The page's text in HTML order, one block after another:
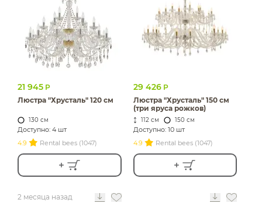
21 945 Р
Люстра "Хрусталь" 120 см
130 см
Доступно: 4 шт
4.9
Rental bees (1047)
29 426 Р
Люстра "Хрусталь" 150 см
(три яруса рожков)
112 см 150 см
Доступно: 10 шт
4.9
Rental bees (1047)
2 месяца назад